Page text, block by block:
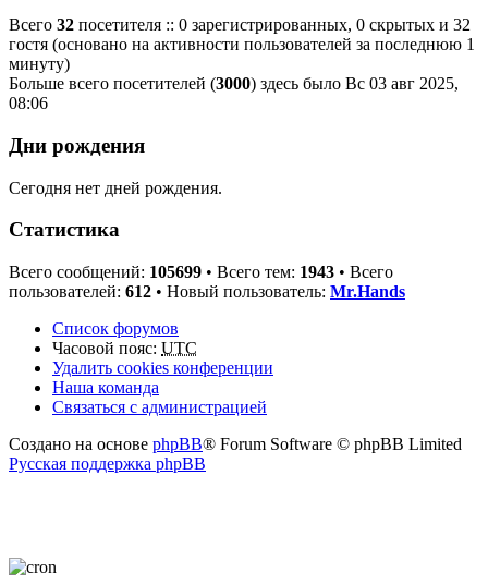
Всего 32 посетителя :: 0 зарегистрированных, 0 скрытых и 32
гостя (основано на активности пользователей за последнюю 1
минуту)
Больше всего посетителей (3000) здесь было Вс 03 авг 2025,
08:06
Дни рождения
Сегодня нет дней рождения.
Статистика
Всего сообщений: 105699 • Всего тем: 1943 • Всего
пользователей: 612 • Новый пользователь: Mr.Hands
Список форумов
Часовой пояс: UTC
Удалить cookies конференции
Наша команда
Связаться с администрацией
Создано на основе phpBB® Forum Software © phpBB Limited
Русская поддержка phpBB